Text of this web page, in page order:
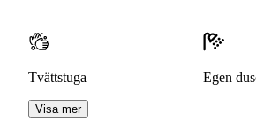
Tvättstuga Egen
Visa mer